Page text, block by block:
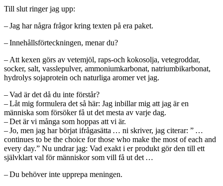
Till slut ringer jag upp:
– Jag har några frågor kring texten på era paket.
– Innehållsförteckningen, menar du?
– Att kexen görs av vetemjöl, raps-och kokosolja, vetegroddar,
socker, salt, vasslepulver, ammoniumkarbonat, natriumbikarbonat,
hydrolys sojaprotein och naturliga aromer vet jag.
– Vad är det då du inte förstår?
– Låt mig formulera det så här: Jag inbillar mig att jag är en
människa som försöker få ut det mesta av varje dag.
– Det är vi många som hoppas att vi är.
– Jo, men jag har börjat ifrågasätta … ni skriver, jag citerar: ” …
continues to be the choice for those who make the most of each and
every day.” Nu undrar jag: Vad exakt i er produkt gör den till ett
självklart val för människor som vill få ut det …
– Du behöver inte upprepa meningen.